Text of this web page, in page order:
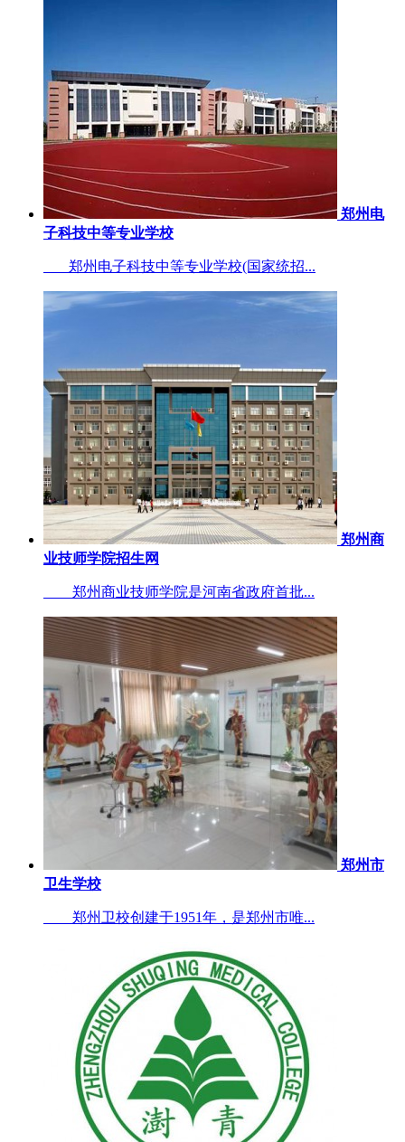
郑州电
子科技中等专业学校
郑州电子科技中等专业学校(国家统招...
郑州商
业技师学院招生网
郑州商业技师学院是河南省政府首批...
郑州市
卫生学校
郑州卫校创建于1951年，是郑州市唯...